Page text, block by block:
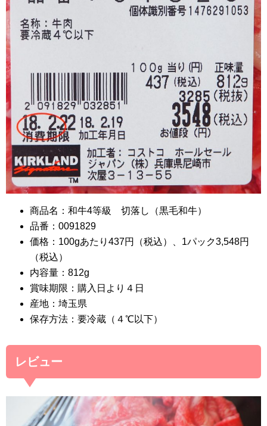
商品名：和牛4等級 切落し（黒毛和牛）
品番：0091829
価格：100gあたり437円（税込）、1パック3,548円
（税込）
内容量：812g
賞味期限：購入日より４日
産地：埼玉県
保存方法：要冷蔵（４℃以下）
レビュー